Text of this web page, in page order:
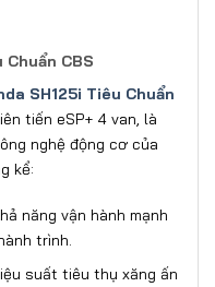
CBS
SH125i Tiêu Chuẩn
tiến eSP+ 4 van, là
nghệ động cơ của
kể:
năng vận hành mạnh
trình.
suất tiêu thụ xăng ấn